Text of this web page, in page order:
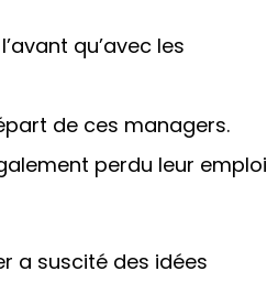
qu’avec les
de ces managers.
perdu leur emploi
a suscité des idées